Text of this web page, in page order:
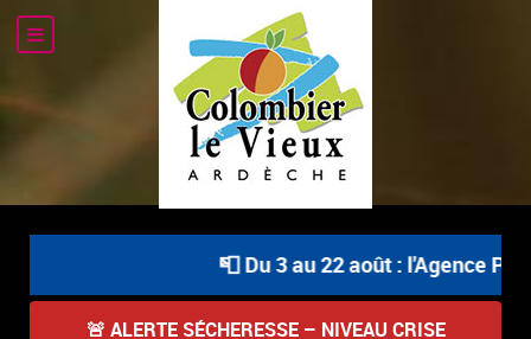
📮 Du 3 au 22 août : l'Agence
🚨 ALERTE SÉCHERESSE – NIVEAU CRISE